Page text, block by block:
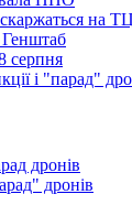
скаржаться на
Генштаб
серпня
і "парад"
дронів